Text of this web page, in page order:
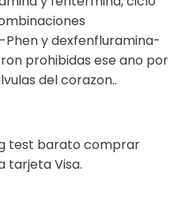
y dexfenfluramina-
prohibidas ese ano por
del corazon..
test barato comprar
tarjeta Visa.